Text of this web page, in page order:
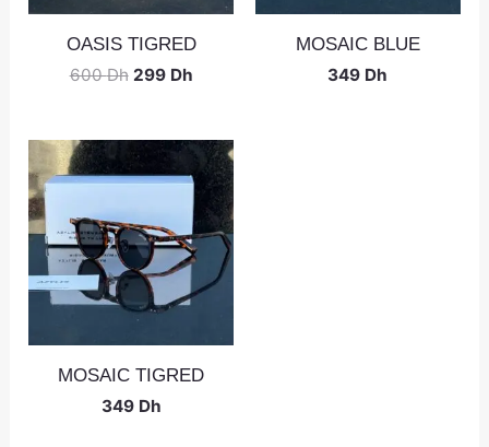
OASIS TIGRED
600Dh 299 Dh
MOSAIC BLUE
349 Dh
MOSAIC TIGRED
349 Dh